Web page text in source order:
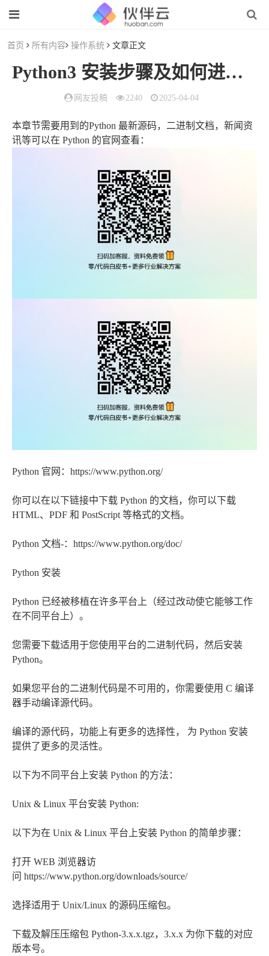
首页 所有内容 操作系统 文章正文
Python3 安装步骤及如何进行环境配置
网友投稿 2240 2025-04-04
本章节需要用到的Python 最新源码，二进制文档，新闻资
讯等可以在 Python 的官网查看：
Python 官网：https://www.python.org/
你可以在以下链接中下载 Python 的文档，你可以下载
HTML、PDF 和 PostScript 等格式的文档。
Python 文档-：https://www.python.org/doc/
Python 安装
Python 已经被移植在许多平台上（经过改动使它能够工作
在不同平台上）。
您需要下载适用于您使用平台的二进制代码，然后安装
Python。
如果您平台的二进制代码是不可用的，你需要使用 C 编译
器手动编译源代码。
编译的源代码，功能上有更多的选择性， 为 Python 安装
提供了更多的灵活性。
以下为不同平台上安装 Python 的方法：
Unix & Linux 平台安装 Python:
以下为在 Unix & Linux 平台上安装 Python 的简单步骤：
打开 WEB 浏览器访
问 https://www.python.org/downloads/source/
选择适用于 Unix/Linux 的源码压缩包。
下载及解压压缩包 Python-3.x.x.tgz，3.x.x 为你下载的对应
版本号。